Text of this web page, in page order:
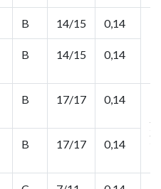
B 14/15 0,14
B 14/15 0,14
B 17/17 0,14
B 17/17 0,14